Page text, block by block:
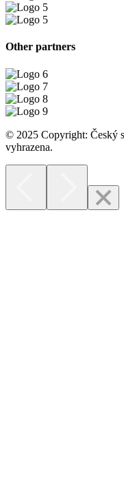
Other partners
© 2025 Copyright: Český
vyhrazena.